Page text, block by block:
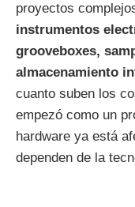
proyectos
instrumentos
grooveboxes,
almacenamiento
cuanto suben los
empezó como un
hardware ya está
dependen de la